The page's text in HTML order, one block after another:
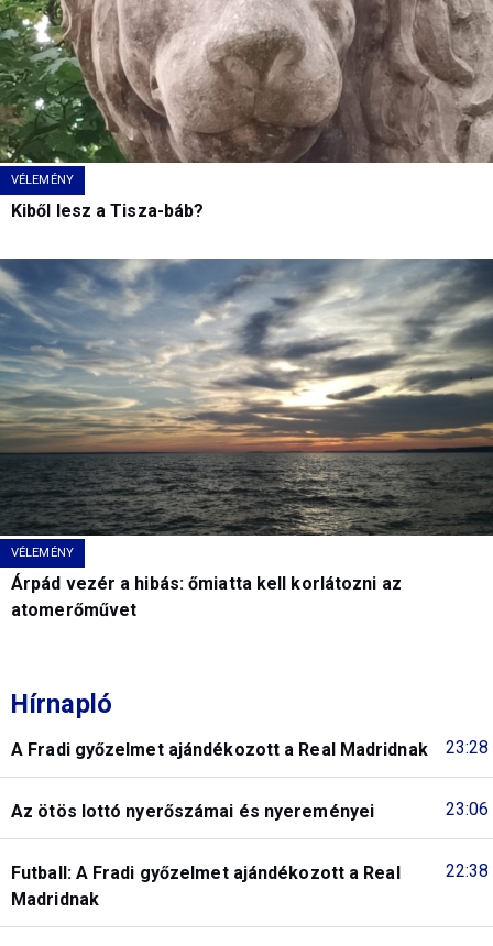
VÉLEMÉNY
Kiből lesz a Tisza-báb?
VÉLEMÉNY
Árpád vezér a hibás: őmiatta kell korlátozni az
atomerőművet
Hírnapló
23:28
A Fradi győzelmet ajándékozott a Real Madridnak
23:06
Az ötös lottó nyerőszámai és nyereményei
22:38
Futball: A Fradi győzelmet ajándékozott a Real
Madridnak